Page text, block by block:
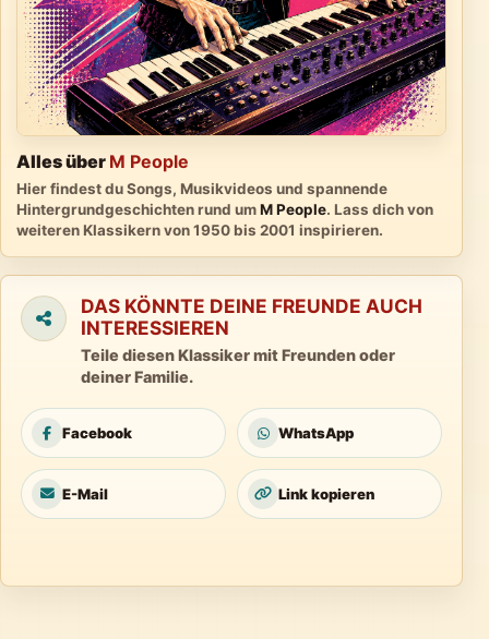
Alles über M People
Hier findest du Songs, Musikvideos und spannende
Hintergrundgeschichten rund umM People. Lass dich von
weiteren Klassikern von 1950 bis 2001 inspirieren.
DAS KÖNNTE DEINE FREUNDE AUCH
INTERESSIEREN
Teile diesen Klassiker mit Freunden oder
deiner Familie.
Facebook WhatsApp
E-Mail Link kopieren